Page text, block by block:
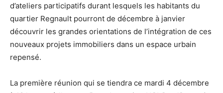
d’ateliers participatifs durant lesquels les habitants du
quartier Regnault pourront de décembre à janvier
découvrir les grandes orientations de l’intégration de ces
nouveaux projets immobiliers dans un espace urbain
repensé.
La première réunion qui se tiendra ce mardi 4 décembre